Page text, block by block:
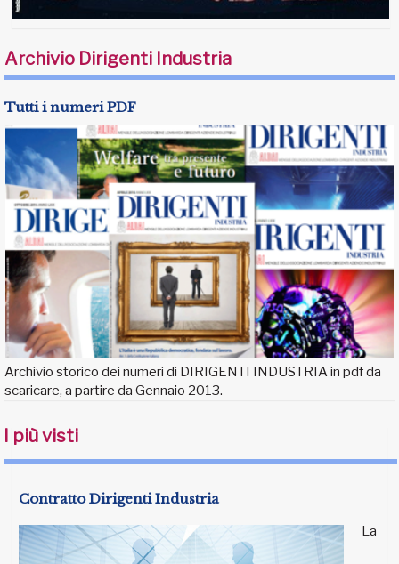
Archivio Dirigenti Industria
Tutti i numeri PDF
Archivio storico dei numeri di DIRIGENTI INDUSTRIA in pdf da
scaricare, a partire da Gennaio 2013.
I più visti
Contratto Dirigenti Industria
La